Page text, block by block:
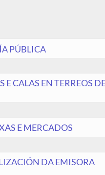
PÚBLICA
CALAS EN TERREOS
E MERCADOS
DA EMISORA